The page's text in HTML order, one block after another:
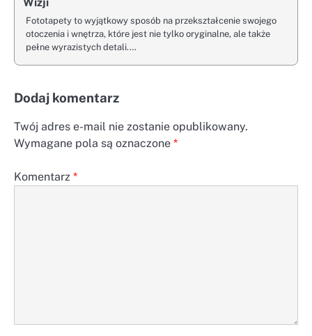
Fototapety to wyjątkowy sposób na przekształcenie swojego
otoczenia i wnętrza, które jest nie tylko oryginalne, ale także
pełne wyrazistych detali.…
Dodaj komentarz
Twój adres e-mail nie zostanie opublikowany.
Wymagane pola są oznaczone *
Komentarz *